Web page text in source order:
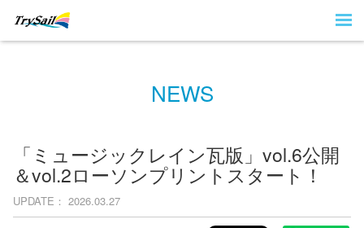
NEWS
「ミュージックレイン瓦版」vol.6公開
＆vol.2ローソンプリントスタート！
UPDATE 2026.03.27